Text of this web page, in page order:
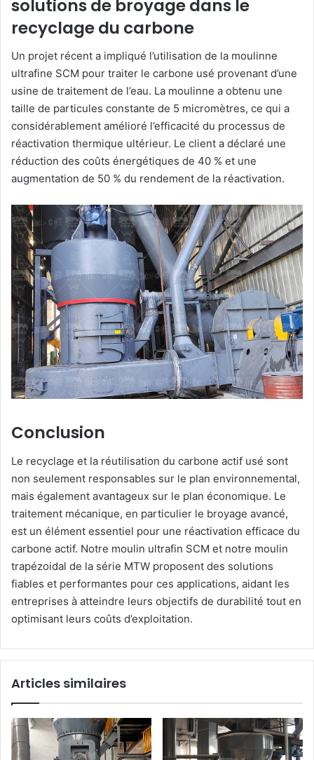
solutions de broyage dans le
recyclage du carbone
Un projet récent a impliqué l’utilisation de la moulinne
ultrafine SCM pour traiter le carbone usé provenant d’une
usine de traitement de l’eau. La moulinne a obtenu une
taille de particules constante de 5 micromètres, ce qui a
considérablement amélioré l’efficacité du processus de
réactivation thermique ultérieur. Le client a déclaré une
réduction des coûts énergétiques de 40 % et une
augmentation de 50 % du rendement de la réactivation.
Conclusion
Le recyclage et la réutilisation du carbone actif usé sont
non seulement responsables sur le plan environnemental,
mais également avantageux sur le plan économique. Le
traitement mécanique, en particulier le broyage avancé,
est un élément essentiel pour une réactivation efficace du
carbone actif. Notre moulin ultrafin SCM et notre moulin
trapézoidal de la série MTW proposent des solutions
fiables et performantes pour ces applications, aidant les
entreprises à atteindre leurs objectifs de durabilité tout en
optimisant leurs coûts d’exploitation.
Articles similaires